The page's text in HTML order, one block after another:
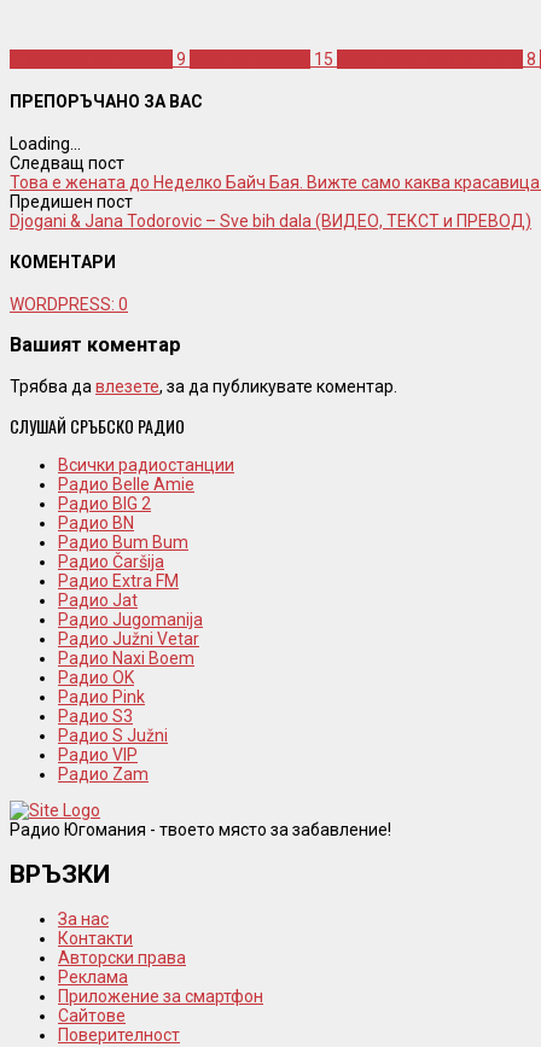
9 15 8
ПРЕПОРЪЧАНО ЗА ВАС
Loading...
Следващ пост
Това е жената до Неделко Байч Бая. Вижте само каква
Предишен пост
Djogani & Jana Todorovic – Sve bih dala (ВИДЕО, ТЕКСТ и ПРЕВОД)
КОМЕНТАРИ
WORDPRESS: 0
Вашият коментар
Трябва да влезете, за да публикувате коментар.
СЛУШАЙ СРЪБСКО РАДИО
Всички радиостанции
Радио Belle Amie
Радио BIG 2
Радио BN
Радио Bum Bum
Радио Čaršija
Радио Extra FM
Радио Jat
Радио Jugomanija
Радио Južni Vetar
Радио Naxi Boem
Радио OK
Радио Pink
Радио S3
Радио S Južni
Радио VIP
Радио Zam
Радио Югомания - твоето място за забавление!
ВРЪЗКИ
За нас
Контакти
Авторски права
Реклама
Приложение за смартфон
Сайтове
Поверителност